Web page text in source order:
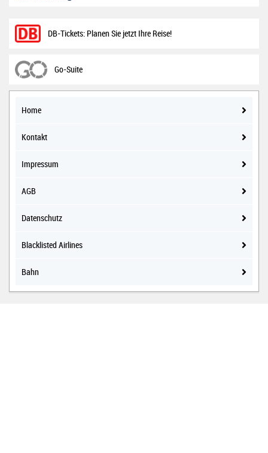
Home
Kontakt
Impressum
AGB
Datenschutz
Blacklisted Airlines
Bahn